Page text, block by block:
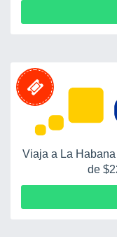
Viaja a La
de